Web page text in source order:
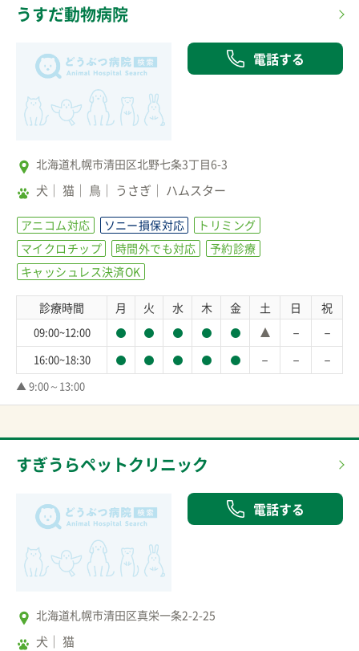
うすだ動物病院
電話する
北海道札幌市清田区北野七条3丁目6-3
犬 猫 鳥 うさぎ ハムスター
アニコム対応 ソニー損保対応
トリミング
マイクロチップ
時間外でも対応
予約診療
キャッシュレス決済OK
診療時間 月 火 水 木 金 土 日 祝
09:00~12:00 － －
16:00~18:30 － － －
▲ 9:00～13:00
すぎうらペットクリニック
電話する
北海道札幌市清田区真栄一条2-2-25
犬 猫